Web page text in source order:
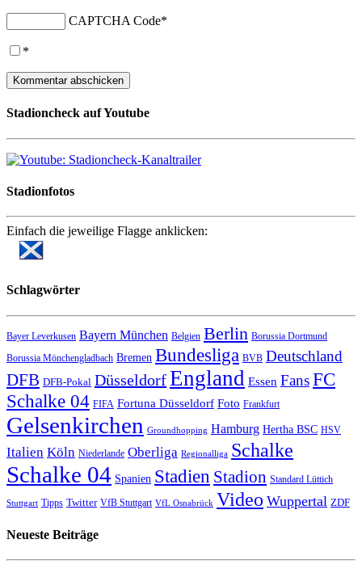
CAPTCHA Code*
*
Stadioncheck auf Youtube
Stadionfotos
Einfach die jeweilige Flagge anklicken:
Schlagwörter
Bayer Leverkusen Bayern München Belgien Berlin Borussia Dortmund
Borussia Mönchengladbach Bremen Bundesliga BVB Deutschland
DFB DFB-Pokal DüsseldorfEngland Essen FansFC
Schalke 04 FIFA Fortuna Düsseldorf Foto Frankfurt
Gelsenkirchen Groundhopping Hamburg Hertha BSC HSV
Italien Köln Niederlande Oberliga Regionalliga Schalke
Schalke 04 Spanien Stadien Stadion Standard Lüttich
Stuttgart Tipps Twitter VfB Stuttgart VfL Osnabrück Video Wuppertal ZDF
Neueste Beiträge